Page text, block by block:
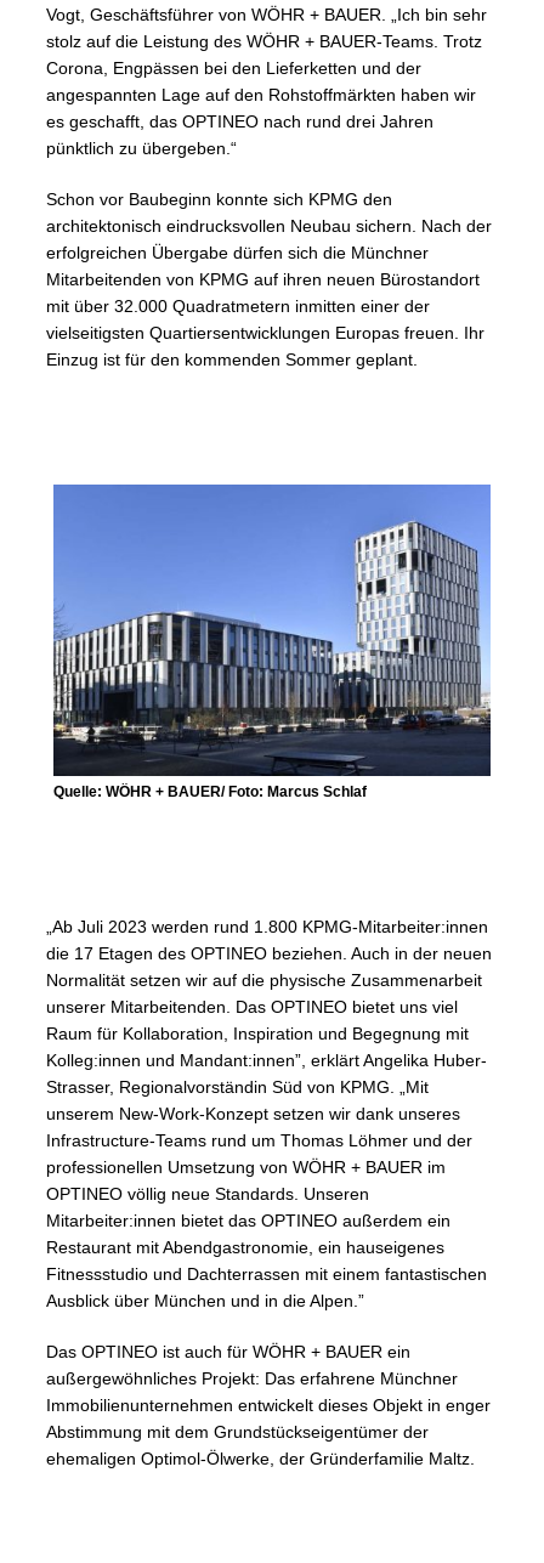
Vogt, Geschäftsführer von WÖHR + BAUER. „Ich bin sehr
stolz auf die Leistung des WÖHR + BAUER-Teams. Trotz
Corona, Engpässen bei den Lieferketten und der
angespannten Lage auf den Rohstoffmärkten haben wir
es geschafft, das OPTINEO nach rund drei Jahren
pünktlich zu übergeben.“
Schon vor Baubeginn konnte sich KPMG den
architektonisch eindrucksvollen Neubau sichern. Nach der
erfolgreichen Übergabe dürfen sich die Münchner
Mitarbeitenden von KPMG auf ihren neuen Bürostandort
mit über 32.000 Quadratmetern inmitten einer der
vielseitigsten Quartiersentwicklungen Europas freuen. Ihr
Einzug ist für den kommenden Sommer geplant.
Quelle: WÖHR + BAUER/ Foto: Marcus Schlaf
„Ab Juli 2023 werden rund 1.800 KPMG-Mitarbeiter:innen
die 17 Etagen des OPTINEO beziehen. Auch in der neuen
Normalität setzen wir auf die physische Zusammenarbeit
unserer Mitarbeitenden. Das OPTINEO bietet uns viel
Raum für Kollaboration, Inspiration und Begegnung mit
Kolleg:innen und Mandant:innen”, erklärt Angelika Huber-
Strasser, Regionalvorständin Süd von KPMG. „Mit
unserem New-Work-Konzept setzen wir dank unseres
Infrastructure-Teams rund um Thomas Löhmer und der
professionellen Umsetzung von WÖHR + BAUER im
OPTINEO völlig neue Standards. Unseren
Mitarbeiter:innen bietet das OPTINEO außerdem ein
Restaurant mit Abendgastronomie, ein hauseigenes
Fitnessstudio und Dachterrassen mit einem fantastischen
Ausblick über München und in die Alpen.”
Das OPTINEO ist auch für WÖHR + BAUER ein
außergewöhnliches Projekt: Das erfahrene Münchner
Immobilienunternehmen entwickelt dieses Objekt in enger
Abstimmung mit dem Grundstückseigentümer der
ehemaligen Optimol-Ölwerke, der Gründerfamilie Maltz.